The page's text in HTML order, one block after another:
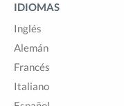
IDIOMAS
Inglés
Alemán
Francés
Italiano